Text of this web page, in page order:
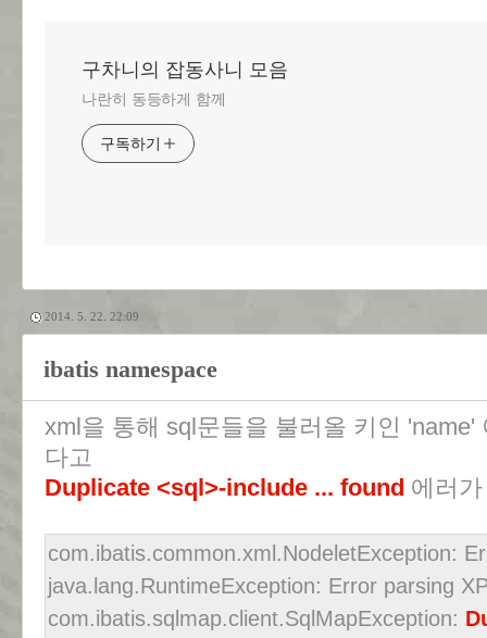
구차니의 잡동사니 모음
나란히 동등하게 함께
구독하기
2014. 5. 22. 22:09
ibatis namespace
xml을 통해 sql문들을 불러올 키인
다고
Duplicate <sql>-include ... found 에러
com.ibatis.common.xml.NodeletException:
java.lang.RuntimeException: Error parsing
com.ibatis.sqlmap.client.SqlMapException: